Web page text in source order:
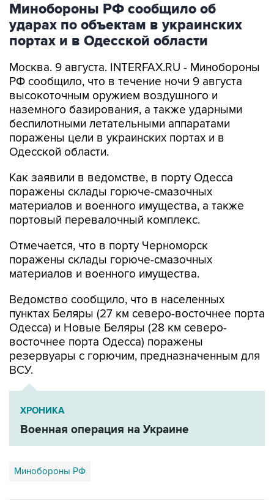
Минобороны РФ сообщило об
ударах по объектам в украинских
портах и в Одесской области
Москва. 9 августа. INTERFAX.RU - Минобороны
РФ сообщило, что в течение ночи 9 августа
высокоточным оружием воздушного и
наземного базирования, а также ударными
беспилотными летательными аппаратами
поражены цели в украинских портах и в
Одесской области.
Как заявили в ведомстве, в порту Одесса
поражены склады горюче-смазочных
материалов и военного имущества, а также
портовый перевалочный комплекс.
Отмечается, что в порту Черноморск
поражены склады горюче-смазочных
материалов и военного имущества.
Ведомство сообщило, что в населенных
пунктах Беляры (27 км северо-восточнее порта
Одесса) и Новые Беляры (28 км северо-
восточнее порта Одесса) поражены
резервуары с горючим, предназначенным для
ВСУ.
ХРОНИКА
Военная операция на Украине
Минобороны РФ